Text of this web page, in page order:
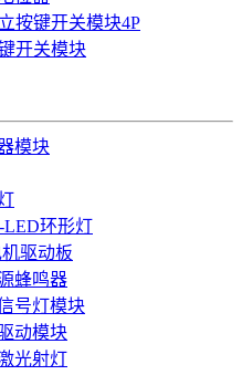
按键开关模块4P
开关模块
模块
LED环形灯
驱动板
蜂鸣器
号灯模块
动模块
光射灯